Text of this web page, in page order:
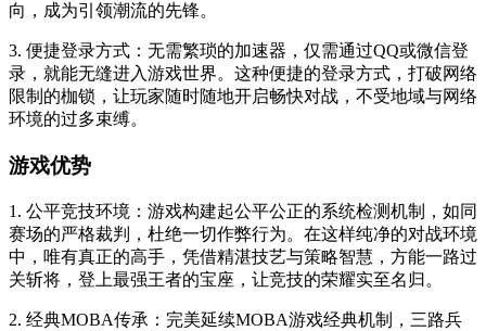
向，成为引领潮流的先锋。
3. 便捷登录方式：无需繁琐的加速器，仅需通过QQ或微信登
录，就能无缝进入游戏世界。这种便捷的登录方式，打破网络
限制的枷锁，让玩家随时随地开启畅快对战，不受地域与网络
环境的过多束缚。
游戏优势
1. 公平竞技环境：游戏构建起公平公正的系统检测机制，如同
赛场的严格裁判，杜绝一切作弊行为。在这样纯净的对战环境
中，唯有真正的高手，凭借精湛技艺与策略智慧，方能一路过
关斩将，登上最强王者的宝座，让竞技的荣耀实至名归。
2. 经典MOBA传承：完美延续MOBA游戏经典机制，三路兵